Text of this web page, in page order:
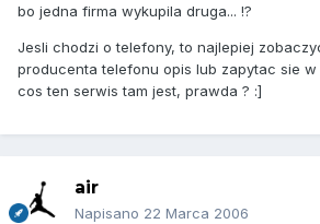
bo jedna firma wykupila druga... !?
Jesli chodzi o telefony, to najlepiej
producenta telefonu opis lub zapytac sie
cos ten serwis tam jest, prawda ? :]
air
Napisano 22 Marca 2006